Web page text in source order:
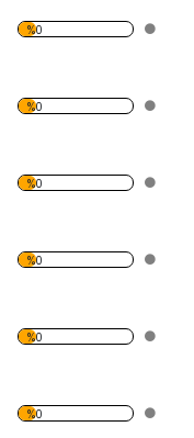
%0
%0
%0
%0
%0
%0